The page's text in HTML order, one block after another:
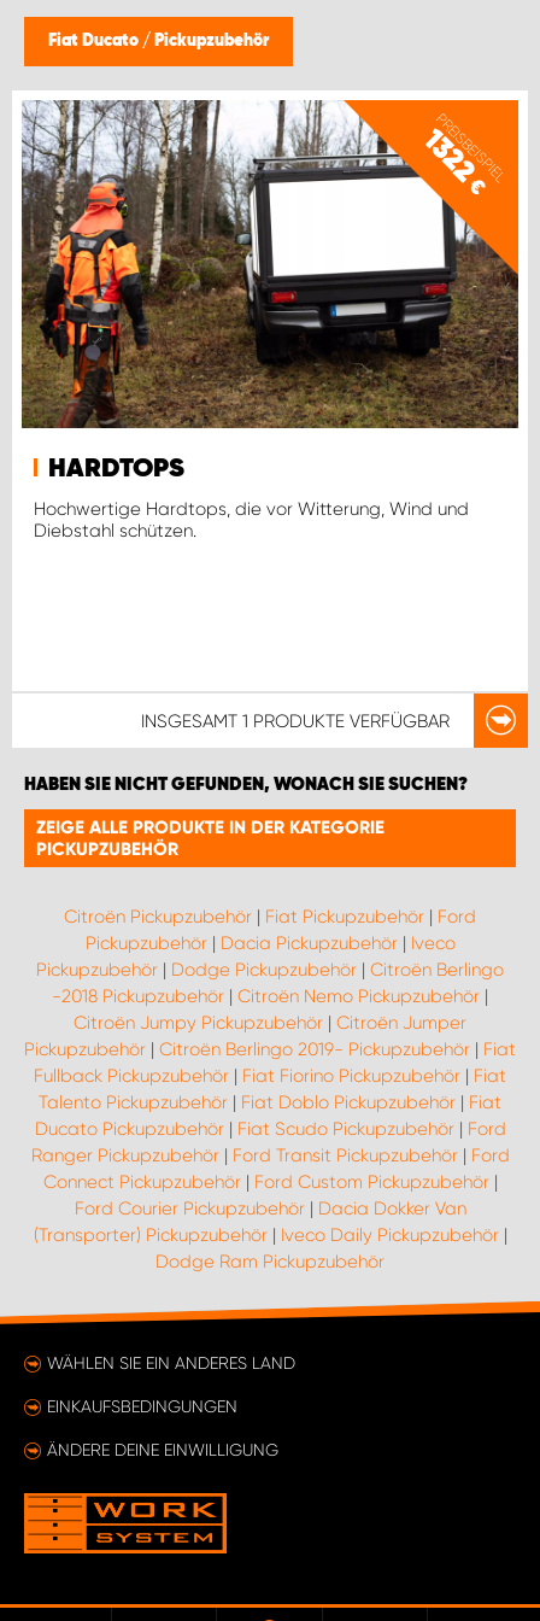
Fiat Ducato / Pickupzubehör
PREISBEISPIEL
1322
€
HARDTOPS
Hochwertige Hardtops, die vor Witterung, Wind und
Diebstahl schützen.
INSGESAMT 1 PRODUKTE VERFÜGBAR
HABEN SIE NICHT GEFUNDEN, WONACH SIE SUCHEN?
ZEIGE ALLE PRODUKTE IN DER KATEGORIE
PICKUPZUBEHÖR
Citroën Pickupzubehör | Fiat Pickupzubehör | Ford
Pickupzubehör| Dacia Pickupzubehör| Iveco
Pickupzubehör | Dodge Pickupzubehör | Citroën Berlingo
-2018 Pickupzubehör | Citroën Nemo Pickupzubehör |
Citroën Jumpy Pickupzubehör | Citroën Jumper
Pickupzubehör | Citroën Berlingo 2019- Pickupzubehör | Fiat
Fullback Pickupzubehör | Fiat Fiorino Pickupzubehör | Fiat
Talento Pickupzubehör | Fiat Doblo Pickupzubehör | Fiat
Ducato Pickupzubehör| Fiat Scudo Pickupzubehör| Ford
Ranger Pickupzubehör| Ford Transit Pickupzubehör| Ford
Connect Pickupzubehör| Ford Custom Pickupzubehör|
Ford Courier Pickupzubehör| Dacia Dokker Van
(Transporter) Pickupzubehör| Iveco Daily Pickupzubehör|
Dodge Ram Pickupzubehör
WÄHLEN SIE EIN ANDERES LAND
EINKAUFSBEDINGUNGEN
ÄNDERE DEINE EINWILLIGUNG